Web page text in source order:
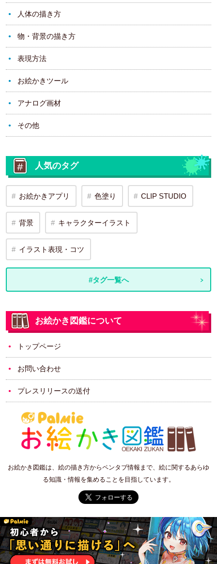
人体の描き方
物・背景の描き方
表現方法
お絵かきツール
アナログ画材
その他
人気のタグ
お絵かきアプリ 色塗り CLIP STUDIO
背景 キャラクターイラスト
イラスト表現・コツ
#タグ一覧へ
お絵かき図鑑について
トップページ
お問い合わせ
プレスリリースの送付
お絵かき図鑑は、絵の描き方からペンタブ情報まで、絵に関するあらゆ
る知識・情報を集めることを目指しています。